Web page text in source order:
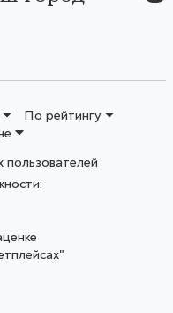
По рейтингу
пользователей